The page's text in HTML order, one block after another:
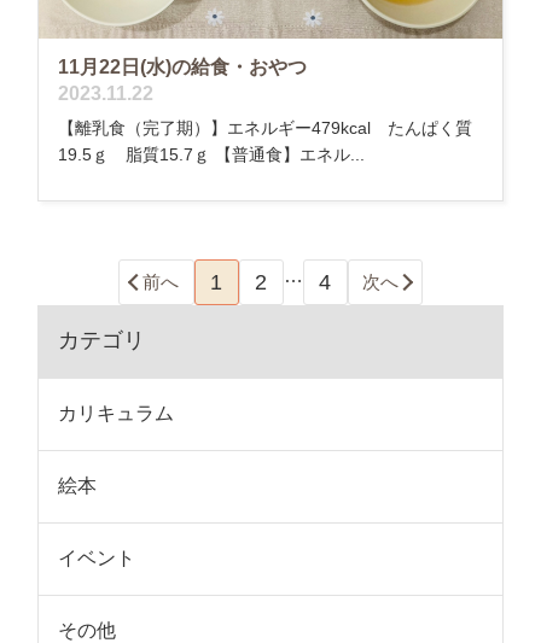
11月22日(水)の給食・おやつ
2023.11.22
【離乳食（完了期）】エネルギー479kcal たんぱく質
19.5ｇ 脂質15.7ｇ 【普通食】エネル...
前へ 1 2 … 4 次へ
カテゴリ
カリキュラム
絵本
イベント
その他